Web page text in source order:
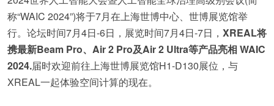
称“WAIC 2024”)将于7月在上海世博中心、世博展览馆举
行。论坛时间7月4日-6日，展览时间7月4日-7日， XREAL将
携最新Beam Pro、Air 2 Pro及Air 2 Ultra等产品亮相 WAIC
2024.届时欢迎前往上海世博展览馆H1-D130展位，与
XREAL一起体验空间计算的现在。